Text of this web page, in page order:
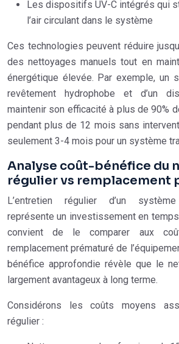
Les dispositifs UV-C intégrés qui
l’air circulant dans le système
Ces technologies peuvent réduire
des nettoyages manuels tout en
énergétique élevée. Par exemple, un
revêtement hydrophobe et d’un
maintenir son efficacité à plus de 90%
pendant plus de 12 mois sans
seulement 3-4 mois pour un système
Analyse coût-bénéfice du
régulier vs remplacement
L’entretien régulier d’un
représente un investissement en
convient de le comparer aux
remplacement prématuré de
bénéfice approfondie révèle que le
largement avantageux à long terme.
Considérons les coûts moyens
régulier :